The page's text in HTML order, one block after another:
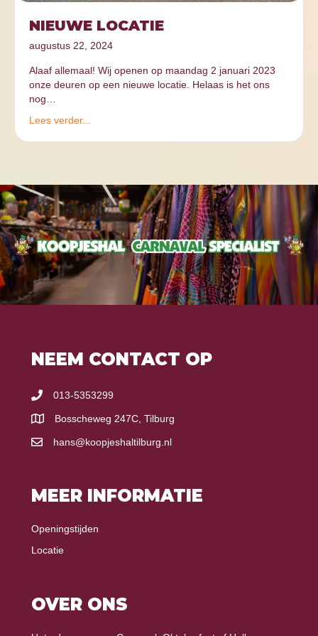
NIEUWE LOCATIE
augustus 22, 2024
Alaaf allemaal! Wij openen op maandag 2 januari 2023
onze deuren op een nieuwe locatie. Helaas is het ons
nog…
Lees verder...
NEEM CONTACT OP
013-5353299
Bosscheweg 247C, Tilburg
hans@koopjeshaltilburg.nl
MEER INFORMATIE
Openingstijden
Locatie
OVER ONS